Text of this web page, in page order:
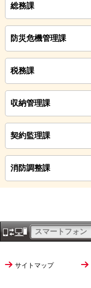
総務課
防災危機管理課
税務課
収納管理課
契約監理課
消防調整課
スマートフォン
サイトマップ